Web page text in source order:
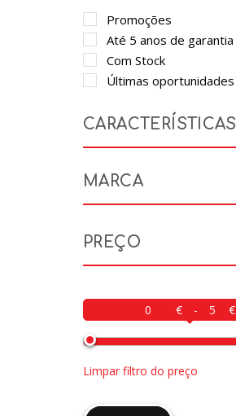
Promoções
Até 5 anos de garantia
Com Stock
Últimas oportunidades
CARACTERÍSTICAS
MARCA
PREÇO
-
Limpar filtro do preço